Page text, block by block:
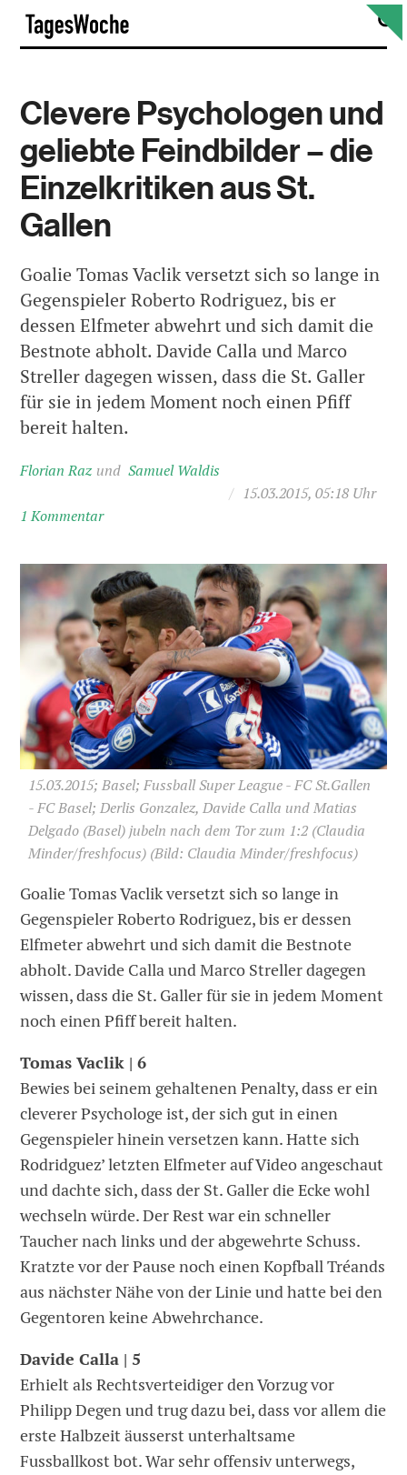
Skip
content
Clevere Psychologen und
geliebte Feindbilder – die
Einzelkritiken aus St.
Gallen
Goalie Tomas Vaclik versetzt sich so lange in
Gegenspieler Roberto Rodriguez, bis er
dessen Elfmeter abwehrt und sich damit die
Bestnote abholt. Davide Calla und Marco
Streller dagegen wissen, dass die St. Galler
für sie in jedem Moment noch einen Pfiff
bereit halten.
Florian Raz
Samuel Waldis
/ 15.03.2015, 05:18 Uhr
1 Kommentar
15.03.2015; Basel; Fussball Super League - FC St.Gallen
- FC Basel; Derlis Gonzalez, Davide Calla und Matias
Delgado (Basel) jubeln nach dem Tor zum 1:2 (Claudia
Minder/freshfocus) (Bild: Claudia Minder/freshfocus)
Goalie Tomas Vaclik versetzt sich so lange in
Gegenspieler Roberto Rodriguez, bis er dessen
Elfmeter abwehrt und sich damit die Bestnote
abholt. Davide Calla und Marco Streller dagegen
wissen, dass die St. Galler für sie in jedem Moment
noch einen Pfiff bereit halten.
Tomas Vaclik | 6
Bewies bei seinem gehaltenen Penalty, dass er ein
cleverer Psychologe ist, der sich gut in einen
Gegenspieler hinein versetzen kann. Hatte sich
Rodridguez’ letzten Elfmeter auf Video angeschaut
und dachte sich, dass der St. Galler die Ecke wohl
wechseln würde. Der Rest war ein schneller
Taucher nach links und der abgewehrte Schuss.
Kratzte vor der Pause noch einen Kopfball Tréands
aus nächster Nähe von der Linie und hatte bei den
Gegentoren keine Abwehrchance.
Davide Calla | 5
Erhielt als Rechtsverteidiger den Vorzug vor
Philipp Degen und trug dazu bei, dass vor allem die
erste Halbzeit äusserst unterhaltsame
Fussballkost bot. War sehr offensiv unterwegs,